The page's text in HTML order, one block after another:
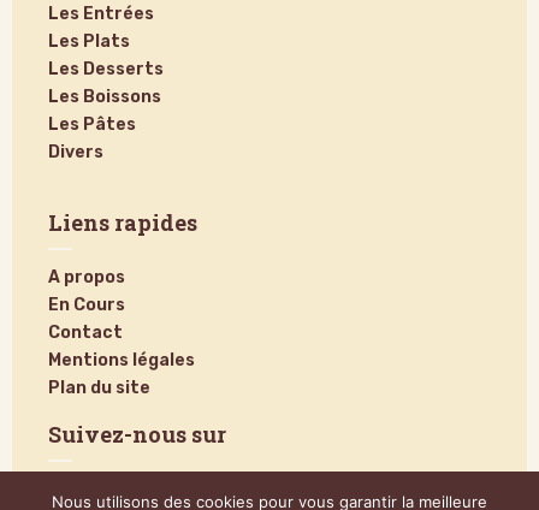
Les Entrées
Les Plats
Les Desserts
Les Boissons
Les Pâtes
Divers
Liens rapides
A propos
En Cours
Contact
Mentions légales
Plan du site
Suivez-nous sur
Nous utilisons des cookies pour vous garantir la meilleure